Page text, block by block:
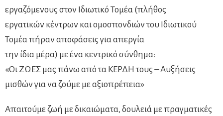
εργαζόμενους στον Ιδιωτικό Τομέα (πλήθος
εργατικών κέντρων και ομοσπονδιών του Ιδιωτικού
Τομέα πήραν αποφάσεις για απεργία
την ίδια μέρα) με ένα κεντρικό σύνθημα:
«Οι ΖΩΕΣ μας πάνω από τα ΚΕΡΔΗ τους – Αυξήσεις
μισθών για να ζούμε με αξιοπρέπεια»
Απαιτούμε ζωή με δικαιώματα, δουλειά με πραγματικές